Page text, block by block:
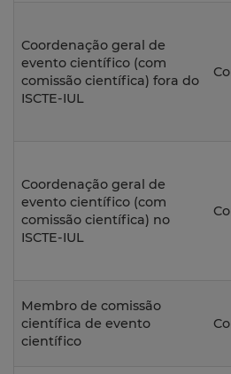
Coordenação geral de
evento científico (com
comissão científica) fora do
ISCTE-IUL
Coordenação geral de
evento científico (com
comissão científica) no
ISCTE-IUL
Membro de comissão
científica de evento
científico